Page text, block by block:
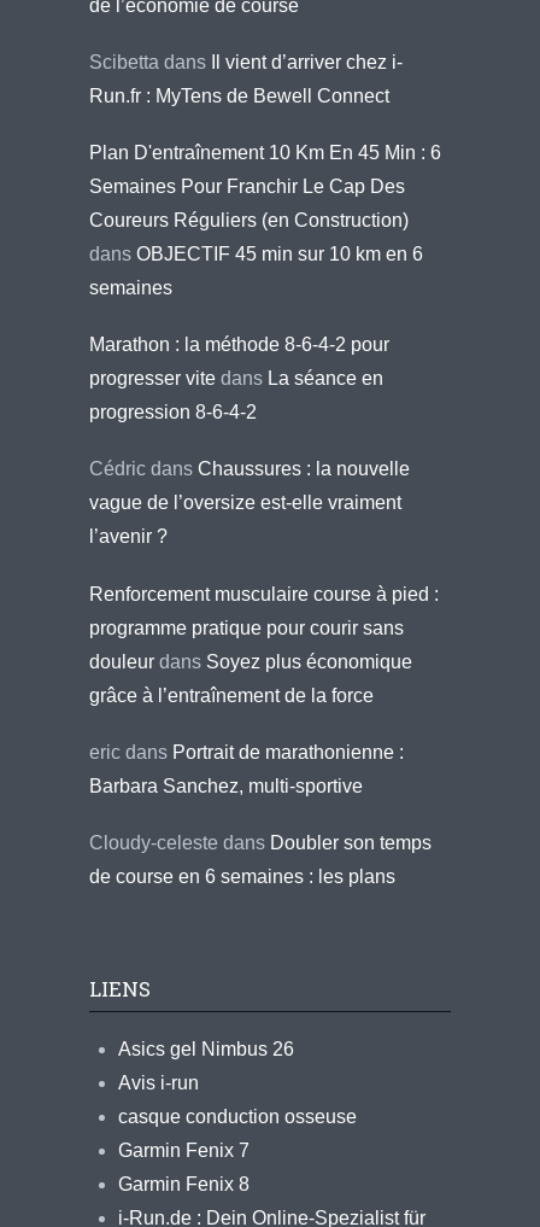
de l’économie de course
Scibetta dans
Il vient d’arriver chez i-
Run.fr : MyTens de Bewell Connect
Plan D'entraînement 10 Km En 45 Min : 6
Semaines Pour Franchir Le Cap Des
Coureurs Réguliers (en Construction)
dans OBJECTIF 45 min sur 10 km en 6
semaines
Marathon : la méthode 8-6-4-2 pour
progresser vite dans La séance en
progression 8-6-4-2
Cédric dans Chaussures : la nouvelle
vague de l’oversize est-elle vraiment
l’avenir ?
Renforcement musculaire course à pied :
programme pratique pour courir sans
douleur dans Soyez plus économique
grâce à l’entraînement de la force
eric dans Portrait de marathonienne :
Barbara Sanchez, multi-sportive
Cloudy-celeste dans Doubler son temps
de course en 6 semaines : les plans
LIENS
Asics gel Nimbus 26
Avis i-run
casque conduction osseuse
Garmin Fenix 7
Garmin Fenix 8
i-Run.de : Dein Online-Spezialist für